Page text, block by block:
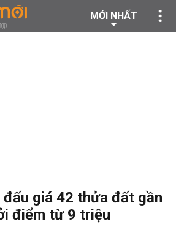
MỚI NHẤT
giá 42 thửa đất gần
điểm từ 9 triệu